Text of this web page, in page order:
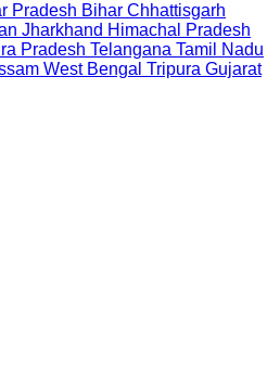
Pradesh Bihar Chhattisgarh
Jharkhand Himachal Pradesh
Pradesh Telangana Tamil Nadu
West Bengal Tripura Gujarat